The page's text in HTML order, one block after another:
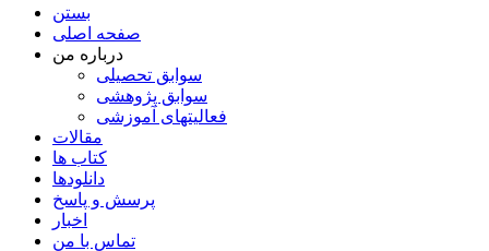
بستن
صفحه اصلی
درباره من
سوابق تحصیلی
سوابق پژوهشی
فعالیتهای آموزشی
مقالات
کتاب ها
دانلودها
پرسش و پاسخ
اخبار
تماس با من